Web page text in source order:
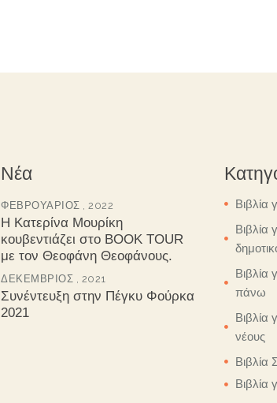
Νέα
ΦΕΒΡΟΥΆΡΙΟΣ , 2022
Η Κατερίνα Μουρίκη
κουβεντιάζει στο BOOK TOUR
με τον Θεοφάνη Θεοφάνους.
ΔΕΚΈΜΒΡΙΟΣ , 2021
Συνέντευξη στην Πέγκυ Φούρκα
2021
Βιβλία
Βιβλία
Βιβλία
πάνω
Βιβλία
νέους
Βιβλία
Βιβλία